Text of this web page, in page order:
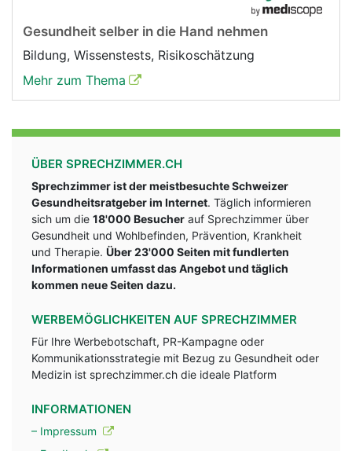
Gesundheit selber in die Hand nehmen
Bildung, Wissenstests, Risikoschätzung
Mehr zum Thema
ÜBER SPRECHZIMMER.CH
Sprechzimmer ist der meistbesuchte Schweizer
Gesundheitsratgeber im Internet. Täglich informieren
sich um die 18'000 Besucher auf Sprechzimmer über
Gesundheit und Wohlbefinden, Prävention, Krankheit
und Therapie. Über 23'000 Seiten mit fundlerten
Informationen umfasst das Angebot und täglich
kommen neue Seiten dazu.
WERBEMÖGLICHKEITEN AUF SPRECHZIMMER
Für Ihre Werbebotschaft, PR-Kampagne oder
Kommunikationsstrategie mit Bezug zu Gesundheit oder
Medizin ist sprechzimmer.ch die ideale Platform
INFORMATIONEN
– Impressum